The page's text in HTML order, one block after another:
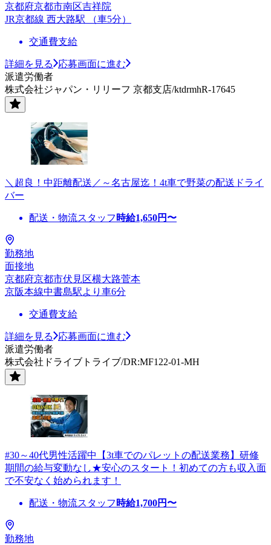
京都府京都市南区吉祥院
JR京都線 西大路駅 （車5分）
交通費支給
詳細を見る
応募画面に進む
派遣労働者
株式会社ジャパン・リリーフ 京都支店/ktdrmhR-17645
＼超良！中距離配送／～名古屋迄！4t車で野菜の配送ドライ
バー
配送・物流スタッフ 時給1,650円〜
勤務地
面接地
京都府京都市伏見区横大路菅本
京阪本線中書島駅より車6分
交通費支給
詳細を見る
応募画面に進む
派遣労働者
株式会社ドライブトライブ/DR:MF122-01-MH
#30～40代男性活躍中【3t車でのパレットの配送業務】研修
期間の給与変動なし★安心のスタート！初めての方も収入面
で不安なく始められます！
配送・物流スタッフ 時給1,700円〜
勤務地